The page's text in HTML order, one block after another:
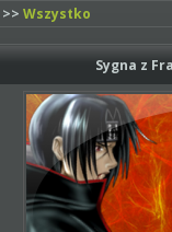
>>Wszystko
Sygna z